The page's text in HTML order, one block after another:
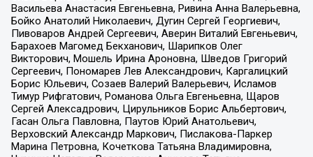
Васильева Анастасия Евгеньевна, Ривина Анна Валерьевна,
Бойко Анатолий Николаевич, Дугин Сергей Георгиевич,
Пивоваров Андрей Сергеевич, Аверин Виталий Евгеньевич,
Барахоев Магомед Бекханович, Шарипков Олег
Викторович, Мошель Ирина Ароновна, Шведов Григорий
Сергеевич, Пономарев Лев Александрович, Каргалицкий
Борис Юльевич, Созаев Валерий Валерьевич, Исламов
Тимур Рифгатович, Романова Ольга Евгеньевна, Щаров
Сергей Алексадрович, Цирульников Борис Альбертович,
Гасан Ольга Павловна, Паутов Юрий Анатольевич,
Верховский Александр Маркович, Пислакова-Паркер
Марина Петровна, Кочеткова Татьяна Владимировна,